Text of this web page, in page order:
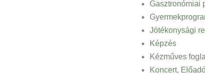
Gasztronómiai
Jótékonysági
Képzés
Kézműves
Koncert,